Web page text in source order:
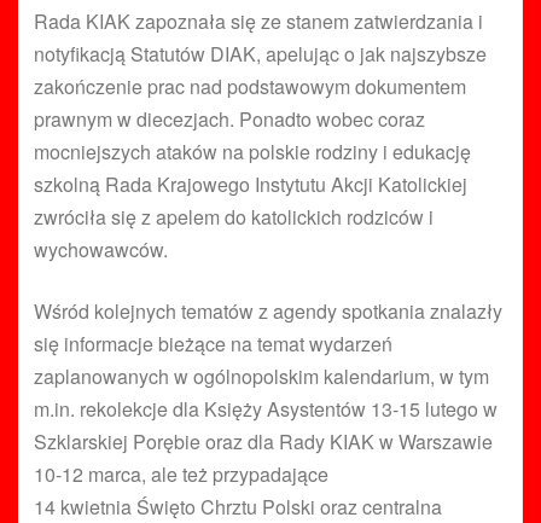
Rada KIAK zapoznała się ze stanem zatwierdzania i
notyfikacją Statutów DIAK, apelując o jak najszybsze
zakończenie prac nad podstawowym dokumentem
prawnym w diecezjach. Ponadto wobec coraz
mocniejszych ataków na polskie rodziny i edukację
szkolną Rada Krajowego Instytutu Akcji Katolickiej
zwróciła się z apelem do katolickich rodziców i
wychowawców.
Wśród kolejnych tematów z agendy spotkania znalazły
się informacje bieżące na temat wydarzeń
zaplanowanych w ogólnopolskim kalendarium, w tym
m.in. rekolekcje dla Księży Asystentów 13-15 lutego w
Szklarskiej Porębie oraz dla Rady KIAK w Warszawie
10-12 marca, ale też przypadające
14 kwietnia Święto Chrztu Polski oraz centralna